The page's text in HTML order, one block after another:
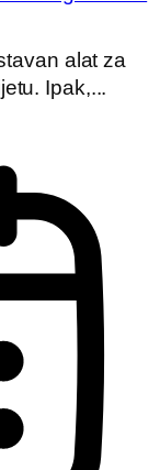
alat za
Ipak,...